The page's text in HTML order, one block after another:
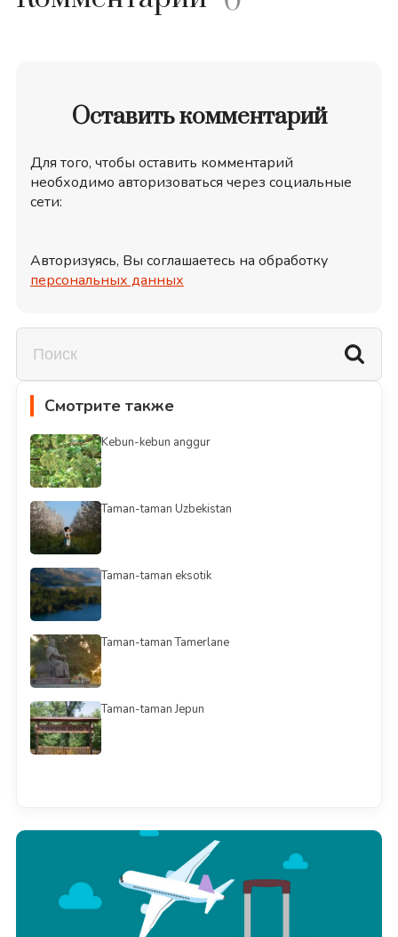
Оставить комментарий
Для того, чтобы оставить комментарий
необходимо авторизоваться через социальные
сети:
Авторизуясь, Вы соглашаетесь на обработку
персональных данных
Смотрите также
Kebun-kebun anggur
Taman-taman Uzbekistan
Taman-taman eksotik
Taman-taman Tamerlane
Taman-taman Jepun